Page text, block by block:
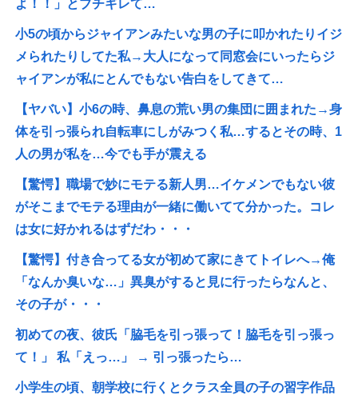
よ！！」とブチギレて…
小5の頃からジャイアンみたいな男の子に叩かれたりイジ
メられたりしてた私→大人になって同窓会にいったらジ
ャイアンが私にとんでもない告白をしてきて…
【ヤバい】小6の時、鼻息の荒い男の集団に囲まれた→身
体を引っ張られ自転車にしがみつく私…するとその時、1
人の男が私を…今でも手が震える
【驚愕】職場で妙にモテる新人男…イケメンでもない彼
がそこまでモテる理由が一緒に働いてて分かった。コレ
は女に好かれるはずだわ・・・
【驚愕】付き合ってる女が初めて家にきてトイレへ→俺
「なんか臭いな…」異臭がすると見に行ったらなんと、
その子が・・・
初めての夜、彼氏「脇毛を引っ張って！脇毛を引っ張っ
て！」 私「えっ…」 → 引っ張ったら…
小学生の頃、朝学校に行くとクラス全員の子の習字作品